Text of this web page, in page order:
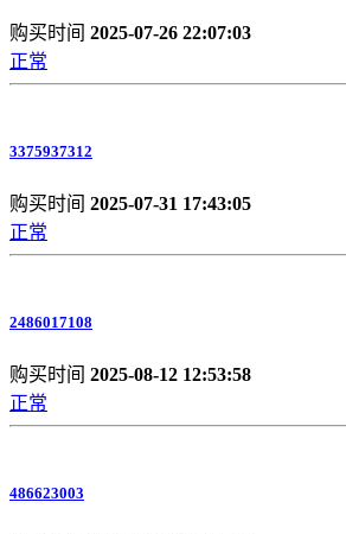
购买时间 2025-07-26 22:07:03
正常
3375937312
购买时间 2025-07-31 17:43:05
正常
2486017108
购买时间 2025-08-12 12:53:58
正常
486623003